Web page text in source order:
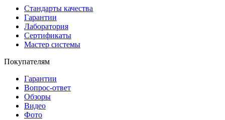
Стандарты качества
Гарантии
Лаборатория
Сертификаты
Мастер системы
Покупателям
Гарантии
Вопрос-ответ
Обзоры
Видео
Фото